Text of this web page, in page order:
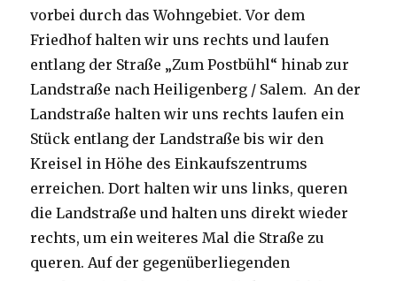
vorbei durch das Wohngebiet. Vor dem
Friedhof halten wir uns rechts und laufen
entlang der Straße „Zum Postbühl“ hinab zur
Landstraße nach Heiligenberg / Salem. An der
Landstraße halten wir uns rechts laufen ein
Stück entlang der Landstraße bis wir den
Kreisel in Höhe des Einkaufszentrums
erreichen. Dort halten wir uns links, queren
die Landstraße und halten uns direkt wieder
rechts, um ein weiteres Mal die Straße zu
queren. Auf der gegenüberliegenden